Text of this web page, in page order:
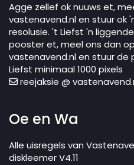
Agge zellef ok nuuws et,
vastenavend.nl en stuur ok
resolusie. 't Liefst 'n
pooster et, meel ons dan
vastenavend.nl en stuur de
Liefst minimaal 1000 pixels
reejaksie @
Oe en Wa
Alle uisregels van
diskleemer V4.11